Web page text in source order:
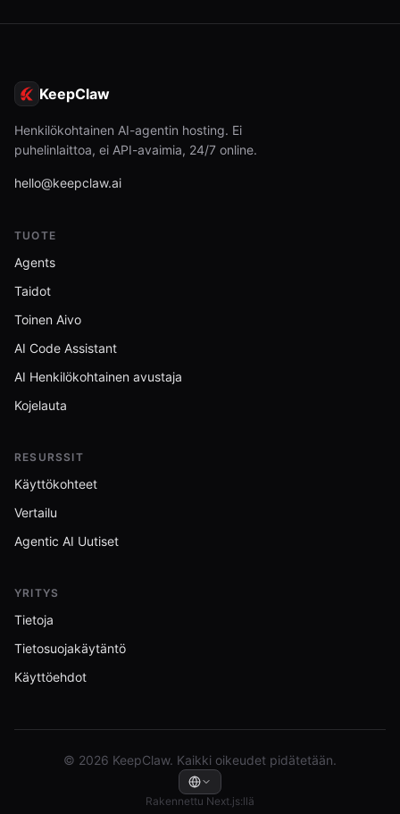
KeepClaw
Henkilökohtainen AI-agentin hosting. Ei
puhelinlaittoa, ei API-avaimia, 24/7 online.
hello@keepclaw.ai
TUOTE
Agents
Taidot
Toinen Aivo
AI Code Assistant
AI Henkilökohtainen avustaja
Kojelauta
RESURSSIT
Käyttökohteet
Vertailu
Agentic AI Uutiset
YRITYS
Tietoja
Tietosuojakäytäntö
Käyttöehdot
© 2026 KeepClaw. Kaikki oikeudet pidätetään.
Rakennettu Next.js:llä